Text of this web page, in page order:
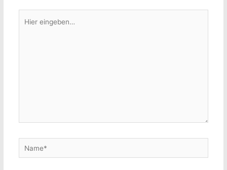
eingeben…
Name*